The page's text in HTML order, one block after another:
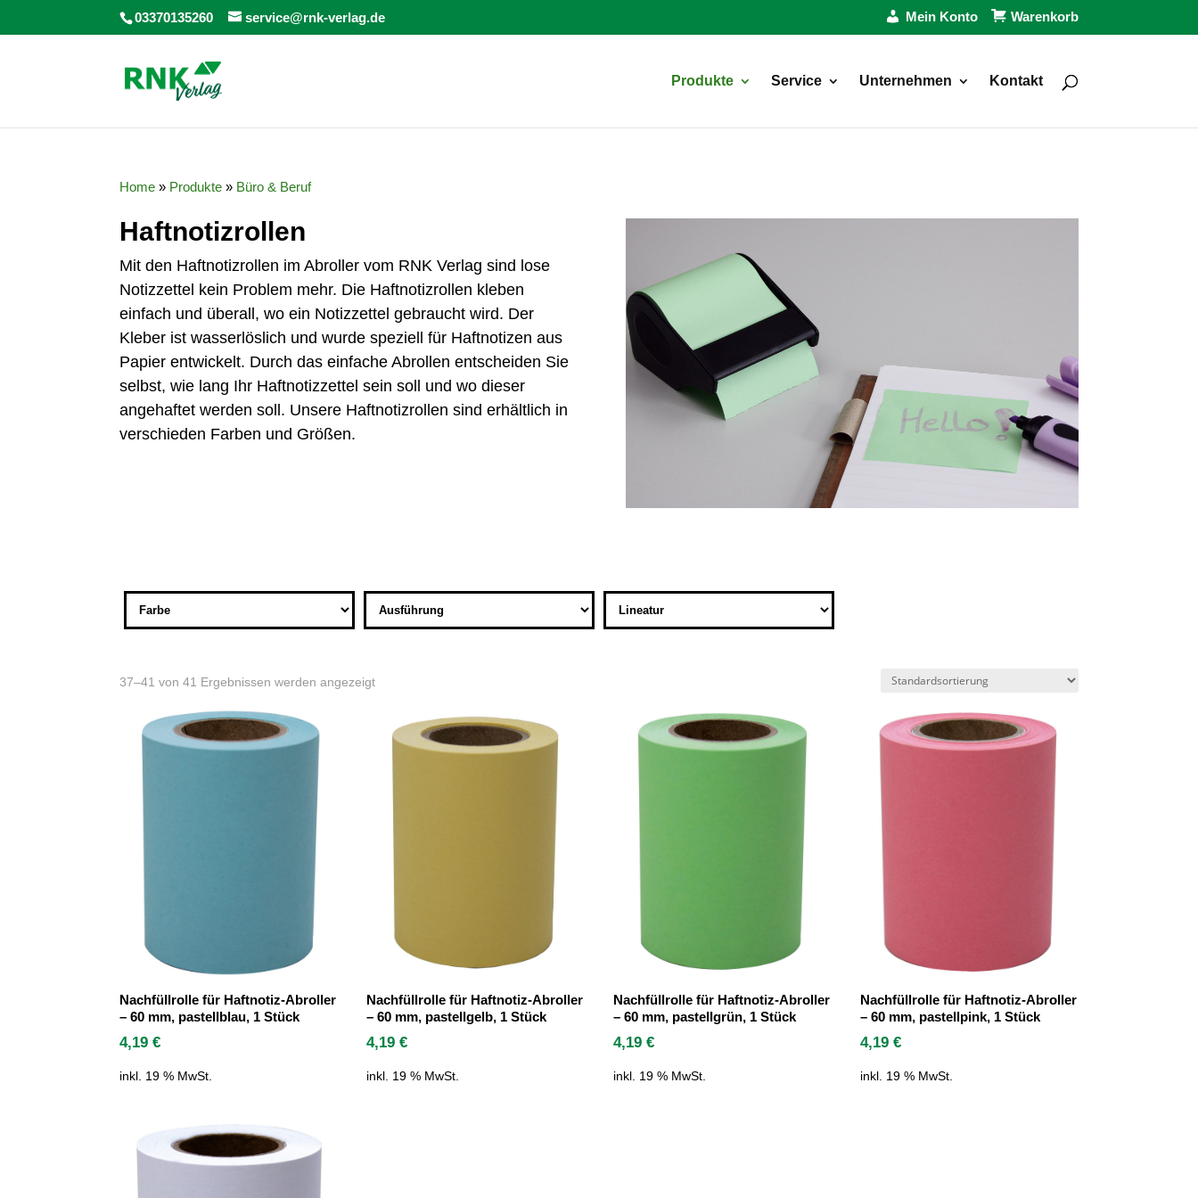
03370135260 service@rnk-verlag.de Mein Konto Warenkorb
Produkte Service Unternehmen Kontakt
Home » Produkte » Büro & Beruf
Haftnotizrollen
Mit den Haftnotizrollen imAbroller vom RNK Verlag sind lose
Notizzettel kein Problem mehr. Die Haftnotizrollen kleben
einfach und überall, wo ein Notizzettel gebraucht wird. Der
Kleber ist wasserlöslich und wurde speziell für Haftnotizen aus
Papier entwickelt. Durch das einfache Abrollen entscheiden Sie
selbst, wie lang Ihr Haftnotizzettel sein soll und wo dieser
angehaftet werden soll. Unsere Haftnotizrollen sind erhältlich in
verschieden Farben und Größen.
37–41 von 41 Ergebnissen werden angezeigt
Nachfüllrolle für Haftnotiz-Abroller
– 60 mm, pastellblau, 1 Stück
4,19€
inkl. 19 % MwSt.
Nachfüllrolle für Haftnotiz-Abroller
– 60 mm, pastellgelb, 1 Stück
4,19€
inkl. 19 % MwSt.
Nachfüllrolle für Haftnotiz-Abroller
– 60 mm, pastellgrün, 1 Stück
4,19€
inkl. 19 % MwSt.
Nachfüllrolle für Haftnotiz-Abroller
– 60 mm, pastellpink, 1 Stück
4,19 €
inkl. 19 % MwSt.